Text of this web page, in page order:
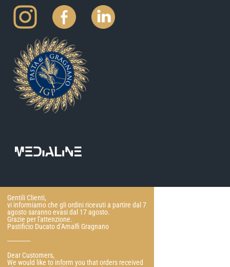
Gentili Clienti,
vi informiamo che gli ordini ricevuti a partire dal 7
agosto saranno evasi dal 17 agosto.
Grazie per l'attenzione.
Pastificio Ducato d’Amalfi Gragnano
---------------
Dear Customers,
We would like to inform you that orders received